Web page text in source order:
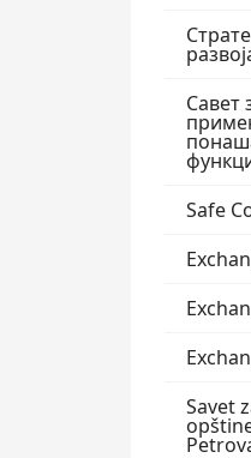
Савет
Safe
Savet